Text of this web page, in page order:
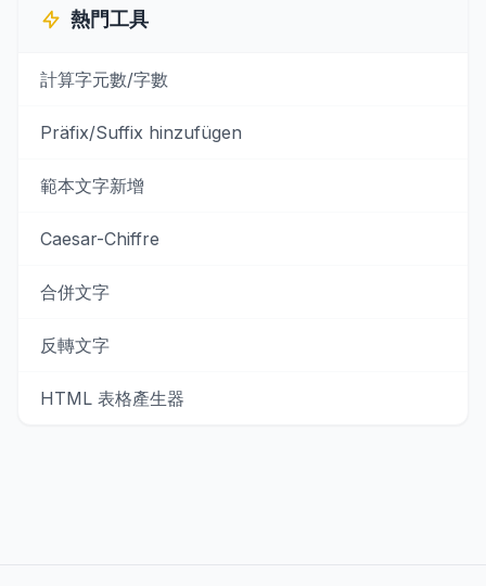
熱門工具
計算字元數/字數
Präfix/Suffix hinzufügen
範本文字新增
Caesar-Chiffre
合併文字
反轉文字
HTML 表格產生器